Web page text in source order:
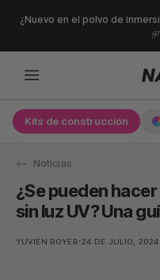
directamente
¿Nuevo en el polvo de
Kits de construcción
Noticias
¿Se pueden
sin luz UV? Una
YUVIEN ROYER·24 DE JULIO, 2024